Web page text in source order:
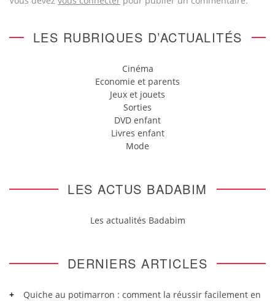
LES RUBRIQUES D’ACTUALITÉS
Cinéma
Economie et parents
Jeux et jouets
Sorties
DVD enfant
Livres enfant
Mode
LES ACTUS BADABIM
Les actualités Badabim
DERNIERS ARTICLES
Quiche au potimarron : comment la réussir facilement en